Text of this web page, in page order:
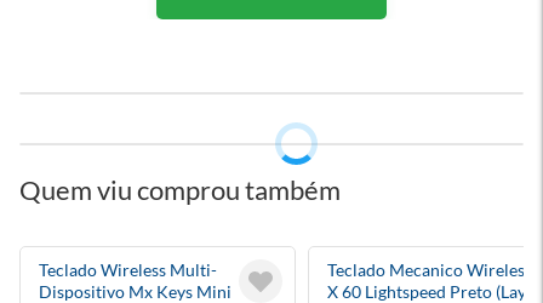
Quem viu comprou também
Teclado Wireless Multi-
Dispositivo Mx Keys Mini
Teclado Mecanico Wireless
X 60 Lightspeed Preto